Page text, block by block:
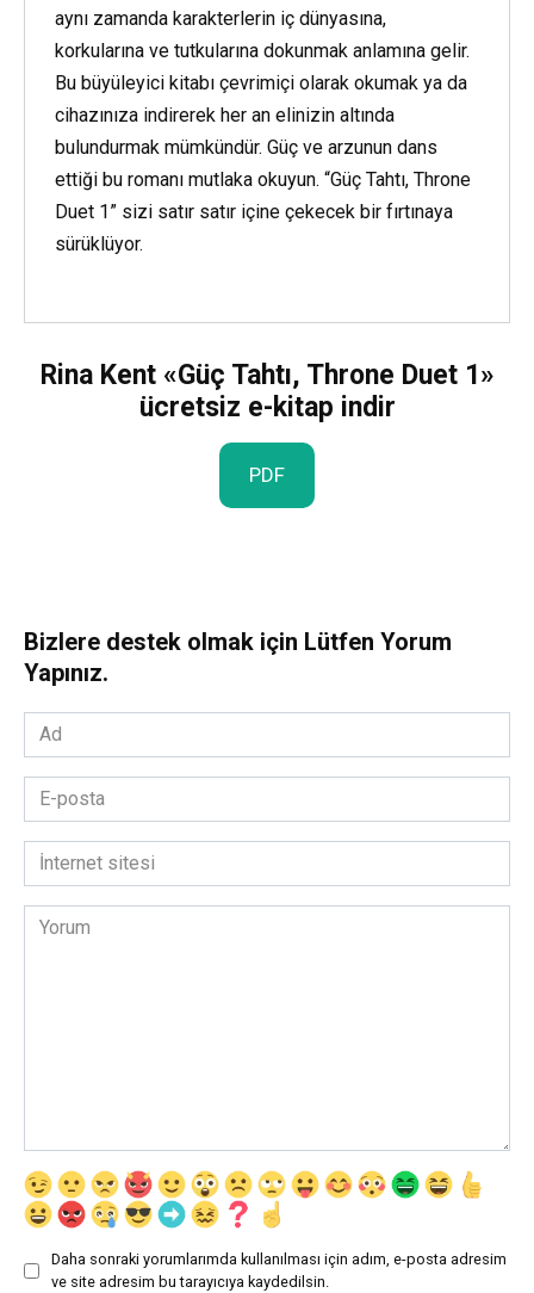
aynı zamanda karakterlerin iç dünyasına,
korkularına ve tutkularına dokunmak anlamına gelir.
Bu büyüleyici kitabı çevrimiçi olarak okumak ya da
cihazınıza indirerek her an elinizin altında
bulundurmak mümkündür. Güç ve arzunun dans
ettiği bu romanı mutlaka okuyun. “Güç Tahtı, Throne
Duet 1” sizi satır satır içine çekecek bir fırtınaya
sürüklüyor.
Rina Kent «Güç Tahtı, Throne Duet 1»
ücretsiz e-kitap indir
PDF
Bizlere destek olmak için Lütfen Yorum
Yapınız.
Ad
*
posta
*İnternet
sitesi
Yorum
Daha sonraki yorumlarımda kullanılması için adım, e-posta adresim
ve site adresim bu tarayıcıya kaydedilsin.